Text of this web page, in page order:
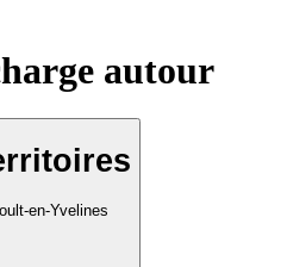
autour
en-Yvelines